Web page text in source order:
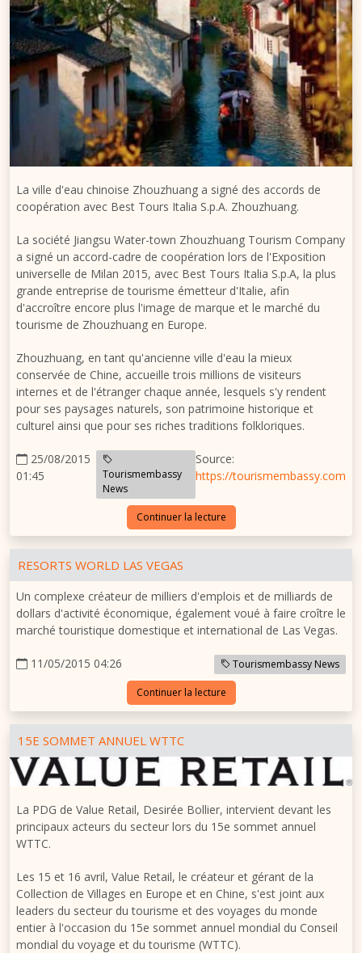
La ville d'eau chinoise Zhouzhuang a signé des accords de
coopération avec Best Tours Italia S.p.A. Zhouzhuang.
La société Jiangsu Water-town Zhouzhuang Tourism Company
a signé un accord-cadre de coopération lors de l'Exposition
universelle de Milan 2015, avec Best Tours Italia S.p.A, la plus
grande entreprise de tourisme émetteur d'Italie, afin
d'accroître encore plus l'image de marque et le marché du
tourisme de Zhouzhuang en Europe.
Zhouzhuang, en tant qu'ancienne ville d'eau la mieux
conservée de Chine, accueille trois millions de visiteurs
internes et de l'étranger chaque année, lesquels s'y rendent
pour ses paysages naturels, son patrimoine historique et
culturel ainsi que pour ses riches traditions folkloriques.
25/08/2015
01:45
Tourismembassy
News
Source:
https://tourismembassy.com
Continuer la lecture
RESORTS WORLD LAS VEGAS
Un complexe créateur de milliers d'emplois et de milliards de
dollars d'activité économique, également voué à faire croître le
marché touristique domestique et international de Las Vegas.
11/05/2015 04:26 Tourismembassy News
Continuer la lecture
15E SOMMET ANNUEL WTTC
La PDG de Value Retail, Desirée Bollier, intervient devant les
principaux acteurs du secteur lors du 15e sommet annuel
WTTC.
Les 15 et 16 avril, Value Retail, le créateur et gérant de la
Collection de Villages en Europe et en Chine, s'est joint aux
leaders du secteur du tourisme et des voyages du monde
entier à l'occasion du 15e sommet annuel mondial du Conseil
mondial du voyage et du tourisme (WTTC).